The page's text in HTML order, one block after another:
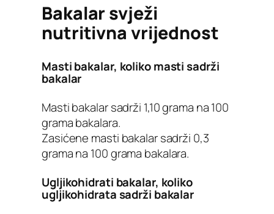
Bakalar svježi
nutritivna vrijednost
Masti bakalar, koliko masti sadrži
bakalar
Masti bakalar sadrži 1,10 grama na 100
grama bakalara.
Zasićene masti bakalar sadrži 0,3
grama na 100 grama bakalara.
Ugljikohidrati bakalar, koliko
ugljikohidrata sadrži bakalar